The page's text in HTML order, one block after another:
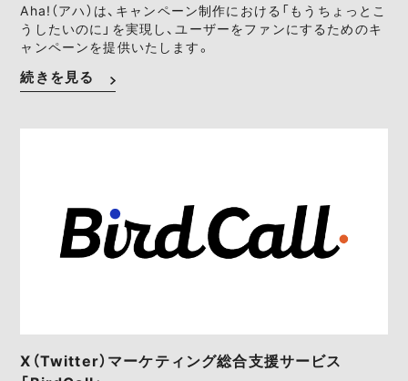
Aha!（アハ）は、キャンペーン制作における「もうちょっとこ
うしたいのに」を実現し、ユーザーをファンにするためのキ
ャンペーンを提供いたします。
続きを見る
X（Twitter）マーケティング総合支援サービス